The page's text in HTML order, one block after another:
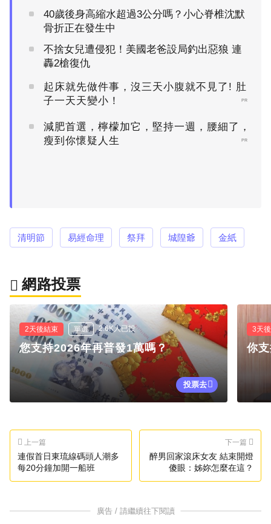
40歲後身高縮水超過3公分嗎？小心脊椎沈默
骨折正在發生中
不捨女兒遭侵犯！美國老爸設局釣出惡狼 連
轟2槍復仇
起床就先做件事，沒三天小腹就不見了! 肚
子一天天變小！
PR
減肥首選，檸檬加它，堅持一週，腰細了，
瘦到你懷疑人生
PR
清明節 易經命理 祭拜 城隍爺 金紙
網路投票
2天後結束 單選 2.6K人已投
您支持2026年再普發1萬嗎？
投票去
3天
你
上一篇
連假首日東琉線碼頭人潮多
每20分鐘加開一船班
下一篇
醉男回家滾床女友 結束開燈
傻眼：姊妳怎麼在這？
廣告 / 請繼續往下閱讀